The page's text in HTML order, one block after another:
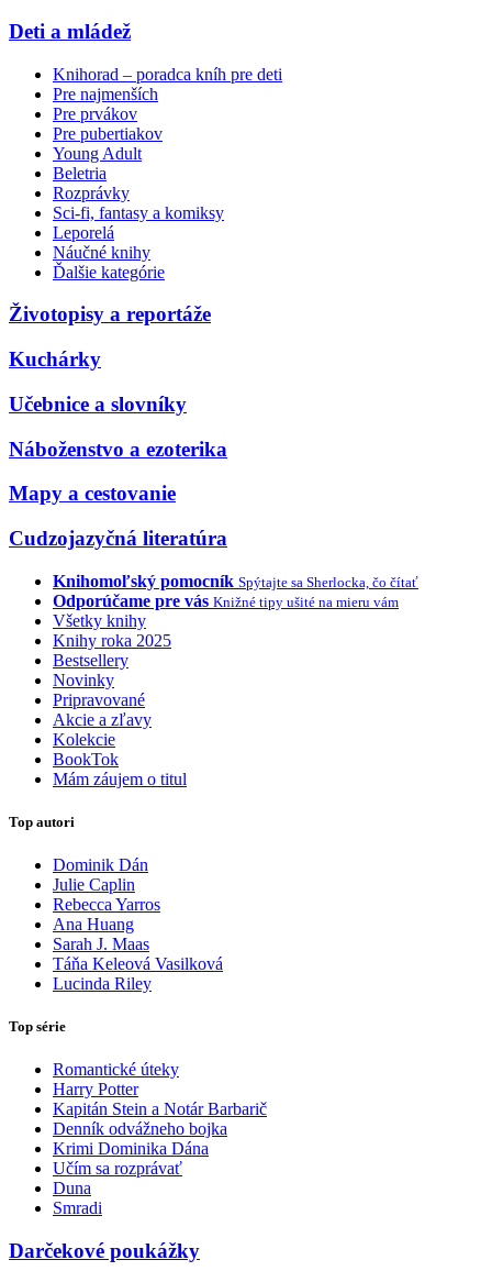
Deti a mládež
Knihorad – poradca kníh pre deti
Pre najmenších
Pre prvákov
Pre pubertiakov
Young Adult
Beletria
Rozprávky
Sci-fi, fantasy a komiksy
Leporelá
Náučné knihy
Ďalšie kategórie
Životopisy a reportáže
Kuchárky
Učebnice a slovníky
Náboženstvo a ezoterika
Mapy a cestovanie
Cudzojazyčná literatúra
Knihomoľský pomocník Spýtajte sa Sherlocka, čo čítať
Odporúčame pre vás Knižné tipy ušité na mieru vám
Všetky knihy
Knihy roka 2025
Bestsellery
Novinky
Pripravované
Akcie a zľavy
Kolekcie
BookTok
Mám záujem o titul
Top autori
Dominik Dán
Julie Caplin
Rebecca Yarros
Ana Huang
Sarah J. Maas
Táňa Keleová Vasilková
Lucinda Riley
Top série
Romantické úteky
Harry Potter
Kapitán Stein a Notár Barbarič
Denník odvážneho bojka
Krimi Dominika Dána
Učím sa rozprávať
Duna
Smradi
Darčekové poukážky